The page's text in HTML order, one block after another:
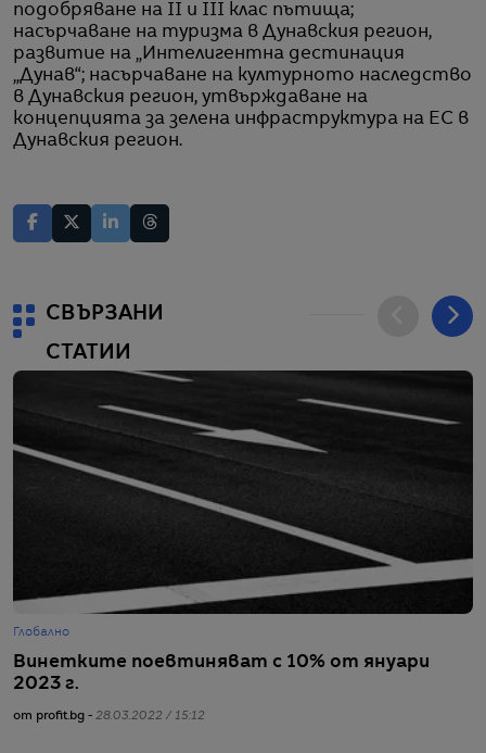
подобряване на II и III клас пътища;
насърчаване на туризма в Дунавския регион,
развитие на „Интелигентна дестинация
„Дунав“; насърчаване на културното наследство
в Дунавския регион, утвърждаване на
концепцията за зелена инфраструктура на ЕС в
Дунавския регион.
СВЪРЗАНИ
СТАТИИ
Глобално
Винетките поевтиняват с 10% от януари
2023 г.
от profit.bg - 28.03.2022 / 15:12